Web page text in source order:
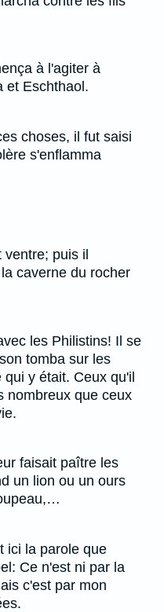
à l'agiter à
et Eschthaol.
choses, il fut saisi
s'enflamma
puis il
caverne du rocher
les Philistins! Il se
tomba sur les
y était. Ceux qu'il
nombreux que ceux
faisait paître les
un lion ou un ours
ici la parole que
Ce n'est ni par la
c'est par mon